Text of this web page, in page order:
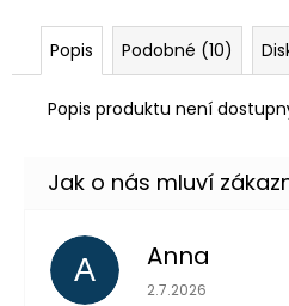
Popis Podobné (10)
Popis produktu není
A Anna
Hodnocení
2.7.2026